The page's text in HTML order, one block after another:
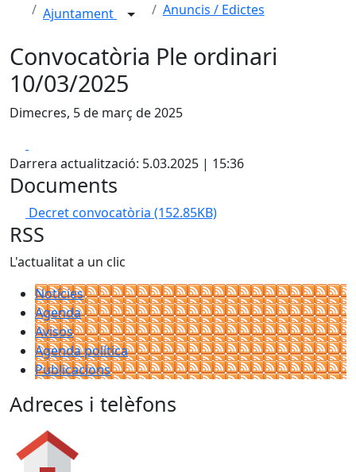
Ajuntament Anuncis / Edictes
Convocatòria Ple ordinari
10/03/2025
Dimecres, 5 de març de 2025
Darrera actualització: 5.03.2025 | 15:36
Documents
Decret convocatòria (152.85KB)
RSS
L'actualitat a un clic
Notícies
Agenda
Avisos
Agenda política
Publicacions
Adreces i telèfons